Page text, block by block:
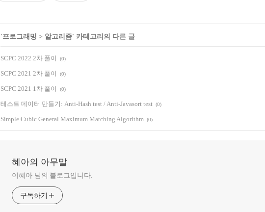
'프로그래밍 > 알고리즘' 카테고리의 다른 글
SCPC 2022 2차 풀이 (0)
SCPC 2021 2차 풀이 (0)
SCPC 2021 1차 풀이 (0)
테스트 데이터 만들기: Anti-Hash test / Anti-Javasort test (0)
Simple Cubic General Maximum Matching Algorithm (0)
혜아의 아무말
이혜아 님의 블로그입니다.
구독하기